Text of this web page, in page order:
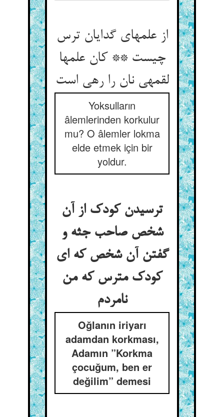
از علمهای گدایان ترس
چیست ** کان علمها
لقمه‏ی نان را رهی است‏
Yoksulların
âlemlerinden korkulur
mu? O âlemler lokma
elde etmek için bir
yoldur.
ترسیدن کودک از آن
شخص صاحب جثه و
گفتن آن شخص که ای
کودک مترس که من
نامردم‏
Oğlanın iriyarı
adamdan korkması,
Adamın ”Korkma
çocuğum, ben er
değilim” demesi